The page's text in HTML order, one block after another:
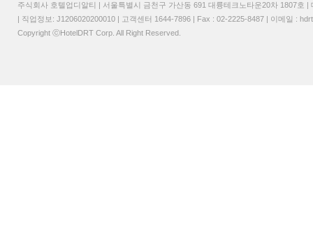
주식회사 호텔업디알티 | 서울특별시 금천구 가산동 691 대륭테크노타운20차 1807
| 직업정보: J1206020200010 | 고객센터 1644-7896 | Fax : 02-2225-8487 | 이메일 :
Copyright ⓒHotelDRT Corp. All Right Reserved.